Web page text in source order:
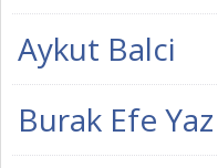
Aykut Balci
Burak Efe Yaz